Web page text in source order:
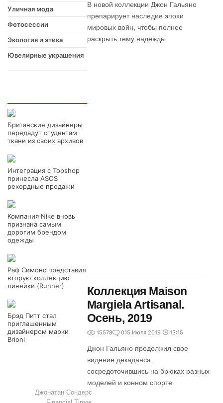
Уличная мода
Фотосессии
Экология и этика
Ювелирные украшения
Британские дизайнеры
передадут студентам
ткани из своих архивов
Интеграция с Topshop
принесла ASOS
рекордные продажи
Компания Nike вновь
признана самым
дорогим брендом
одежды
Раф Симонс представил
вторую коллекцию
линейки (Runner)
Брэд Питт стал
приглашенным
дизайнером марки
Brioni
Джонатан Сондерс
В новой коллекции Джон Гальяно
препарирует наследие эпохи
мировых войн, чтобы полнее
раскрыть тему надежды.
Коллекция Maison
Margiela Artisanal.
Осень, 2019
15578 015 Июля 2019 13:15
Джон Гальяно продолжил свое
видение декаданса,
сосредоточившись на брюках разных
моделей и конном спорте.